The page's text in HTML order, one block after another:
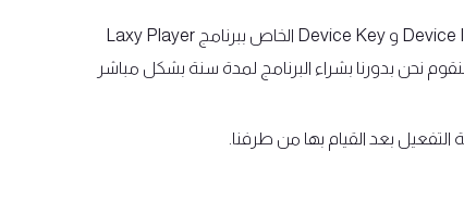
كتابة Device ID و Device Key الخاص ببرنامج Laxy Player
نحن بدورنا بشراء البرنامج لمدة سنة بشكل مباشر
التفعيل بعد القيام بها من طرفنا.